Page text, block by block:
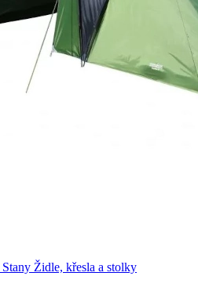
Stany Židle, křesla a stolky